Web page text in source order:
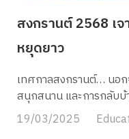
2026 นี้! Drop Shipping
ต้องสต๊อกสินค้าเอง” และ
หลักของคุณคือการเป็น “
ลูกค้า เมื่อมีคำสั่งซื้อเข้า
ให้กับซัพพลายเออร์
แพ็คและส่งของในนามข
สงกรานต์ 2568 เ
หยุดยาว
เทศกาลสงกรานต์… นอก
สนุกสนาน และการกลับบ้
ทองของธุรกิจออนไลน์อี
ได้เลยว่าบรรยากาศกา
19/03/2025